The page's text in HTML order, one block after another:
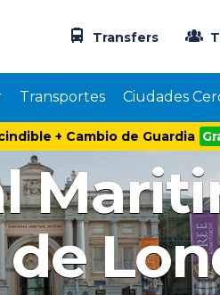
+ Cambio de Guardia
Transfers
Transportes Ciudades